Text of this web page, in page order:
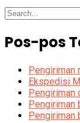
Pos-pos
Pengiriman
Ekspedisi
Pengiriman
Pengiriman
Pengiriman